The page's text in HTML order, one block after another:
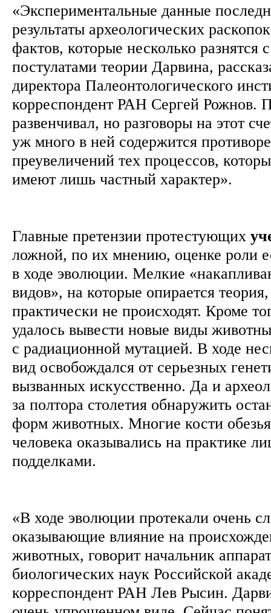
«Экспериментальные данные
результаты археологических
фактов, которые несколько разнятся
постулатами теории Дарвина,
директора Палеонтологического
корреспондент РАН Сергей Рожнов.
развенчивал, но разговоры на этот
уж много в ней содержится
преувеличений тех процессов,
имеют лишь частный характер».
Главные претензии протестующих
ложной, по их мнению, оценке роли
в ходе эволюции. Мелкие
видов», на которые опирается
практически не происходят. Кроме
удалось вывести новые виды
с радиационной мутацией. В ходе
вид освобождался от серьезных
вызванных искусственно. Да и
за полтора столетия обнаружить
форм животных. Многие кости
человека оказывались на практике
подделками.
«В ходе эволюции протекали очень
оказывающие влияние на
животных, говорит начальник
биологических наук Российской
корреспондент РАН Лев Рысин.